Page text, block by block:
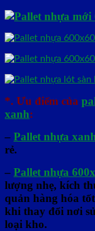
*. Ưu điểm của
xanh:
– Pallet nhựa
rẻ.
– Pallet nhựa
lượng nhẹ, kích
quản hàng hóa
khi thay đổi nơi
loại kho.